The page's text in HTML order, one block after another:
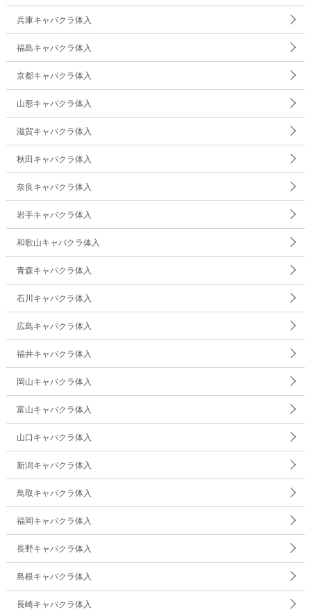
兵庫キャバクラ体入
福島キャバクラ体入
京都キャバクラ体入
山形キャバクラ体入
滋賀キャバクラ体入
秋田キャバクラ体入
奈良キャバクラ体入
岩手キャバクラ体入
和歌山キャバクラ体入
青森キャバクラ体入
石川キャバクラ体入
広島キャバクラ体入
福井キャバクラ体入
岡山キャバクラ体入
富山キャバクラ体入
山口キャバクラ体入
新潟キャバクラ体入
鳥取キャバクラ体入
福岡キャバクラ体入
長野キャバクラ体入
島根キャバクラ体入
長崎キャバクラ体入